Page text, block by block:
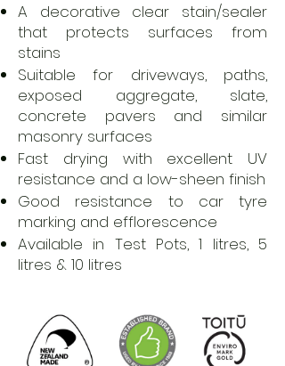
A decorative clear stain/sealer
that protects surfaces from
stains
Suitable for driveways, paths,
exposed aggregate, slate,
concrete pavers and similar
masonry surfaces
Fast drying with excellent UV
resistance and a low-sheen finish
Good resistance to car tyre
marking and efflorescence
Available in Test Pots, 1 litres, 5
litres & 10 litres